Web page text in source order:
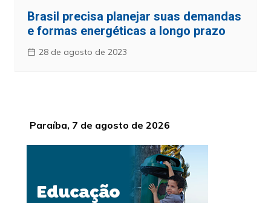
Brasil precisa planejar suas demandas
e formas energéticas a longo prazo
28 de agosto de 2023
Paraíba, 7 de agosto de 2026